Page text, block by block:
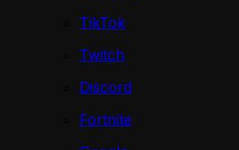
TikTok
Twitch
Discord
Fortnite